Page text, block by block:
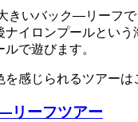
きいバック―リーフ
ナイロンプールという
で遊びます。
感じられるツアーは
リーフツアー